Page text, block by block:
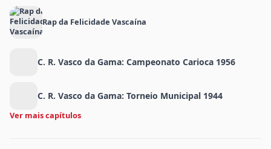
Rap da Felicidade Vascaína
C. R. Vasco da Gama: Campeonato Carioca 1956
C. R. Vasco da Gama: Torneio Municipal 1944
Ver mais capítulos